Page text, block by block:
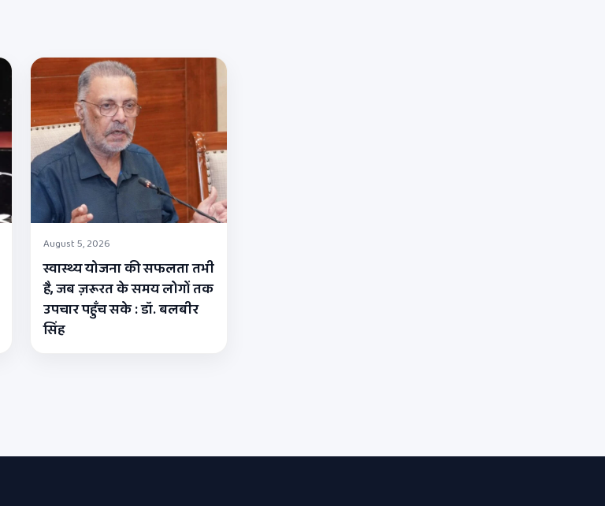
August 5, 2026
स्वास्थ्य योजना की सफलता तभी
है, जब ज़रूरत के समय लोगों तक
उपचार पहुँच सके : डॉ. बलबीर
सिंह